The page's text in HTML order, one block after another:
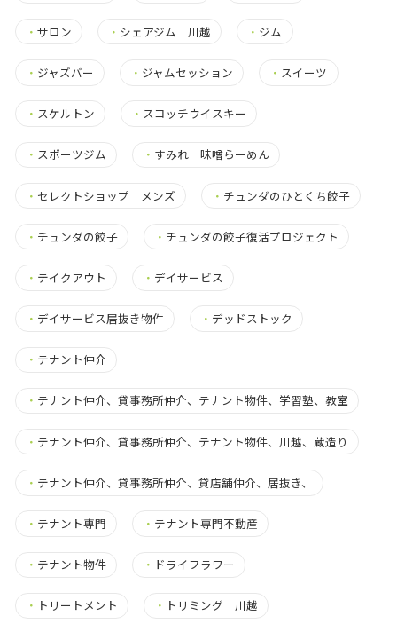
・ サロン ・ シェアジム 川越 ・ ジム
・ ジャズバー ・ ジャムセッション ・ スイーツ
・ スケルトン ・ スコッチウイスキー
・ スポーツジム ・ すみれ 味噌らーめん
・ セレクトショップ メンズ ・ チュンダのひとくち餃子
・ チュンダの餃子 ・ チュンダの餃子復活プロジェクト
・ テイクアウト ・ デイサービス
・ デイサービス居抜き物件 ・ デッドストック
・ テナント仲介
・ テナント仲介、貸事務所仲介、テナント物件、学習塾、教室
・ テナント仲介、貸事務所仲介、テナント物件、川越、蔵造り
・ テナント仲介、貸事務所仲介、貸店舗仲介、居抜き、
・ テナント専門 ・ テナント専門不動産
・ テナント物件 ・ ドライフラワー
・ トリートメント ・ トリミング 川越